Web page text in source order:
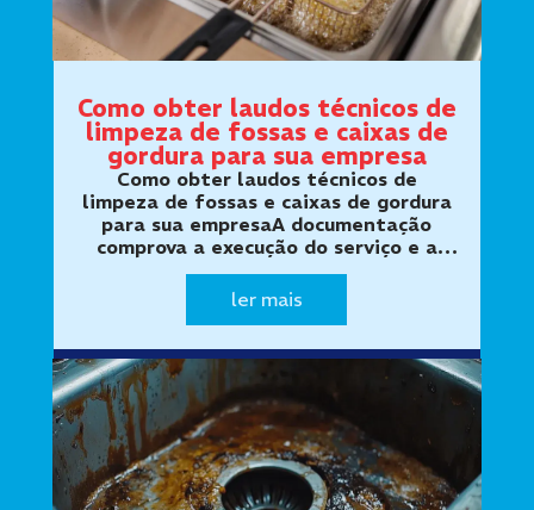
Como obter laudos técnicos de
limpeza de fossas e caixas de
gordura para sua empresa
Como obter laudos técnicos de
limpeza de fossas e caixas de gordura
para sua empresaA documentação
comprova a execução do serviço e a
destinação dos resíduosOs laudos
técnicos de limpeza de fossas e caixas
ler mais